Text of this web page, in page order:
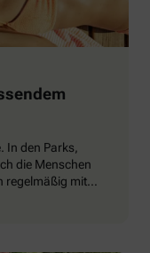
In den Parks,
die Menschen
regelmäßig mit
eincremt und